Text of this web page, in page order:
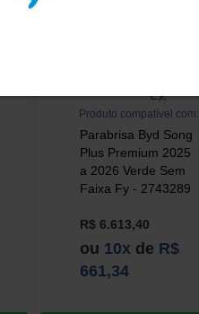
Fy
Produto compatível com:
Parabrisa Byd Song
Plus Premium 2025
a 2026 Verde Sem
Faixa Fy - 2743289
R$ 6.613,40
ou 10x de R$
661,34